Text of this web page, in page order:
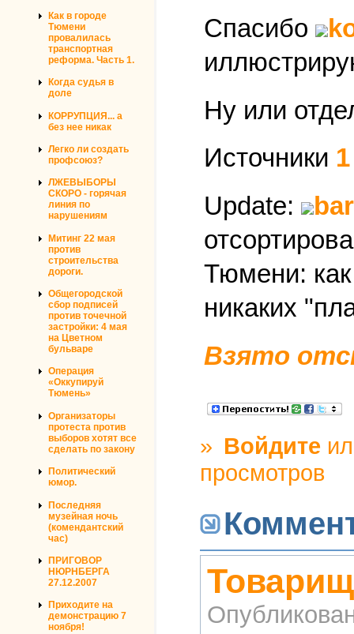
Как в городе
Тюмени
провалилась
транспортная
реформа. Часть 1.
Когда судья в
доле
КОРРУПЦИЯ... а
без нее никак
Легко ли создать
профсоюз?
ЛЖЕВЫБОРЫ
СКОРО - горячая
линия по
нарушениям
Митинг 22 мая
против
строительства
дороги.
Общегородской
сбор подписей
против точечной
застройки: 4 мая
на Цветном
бульваре
Операция
«Оккупируй
Тюмень»
Организаторы
протеста против
выборов хотят все
сделать по закону
Политический
юмор.
Последняя
музейная ночь
(комендантский
час)
ПРИГОВОР
НЮРНБЕРГА
27.12.2007
Приходите на
демонстрацию 7
ноября!
Спасибо
Ну или
Источники 1
Update:
Тюмени:
никаких
Взято
» Войдите
просмотров